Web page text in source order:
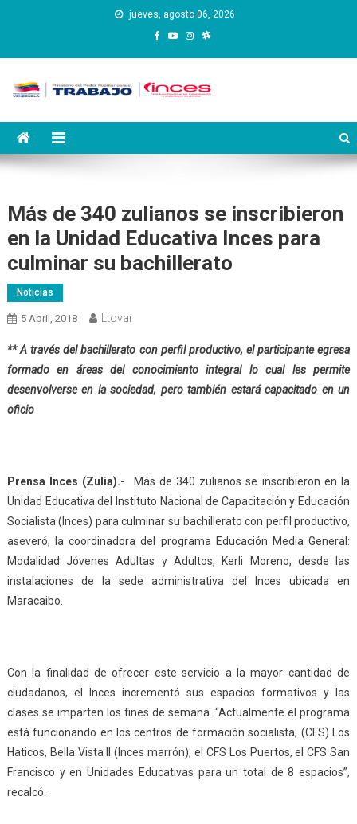
jueves, agosto 06, 2026
Instituto Nacional de
Capacitación y Educación
Más de 340 zulianos se inscribieron
en la Unidad Educativa Inces para
culminar su bachillerato
Noticias
5 Abril, 2018 Ltovar
** A través del bachillerato con perfil productivo, el participante egresa
formado en áreas del conocimiento integral lo cual les permite
desenvolverse en la sociedad, pero también estará capacitado en un
oficio
Prensa Inces (Zulia).-
Más de 340 zulianos se inscribieron en la
Unidad Educativa del Instituto Nacional de Capacitación y Educación
Socialista (Inces) para culminar su bachillerato con perfil productivo,
aseveró, la coordinadora del programa Educación Media General:
Modalidad Jóvenes Adultas y Adultos, Kerli Moreno, desde las
instalaciones de la sede administrativa del Inces ubicada en
Maracaibo.
Con la finalidad de ofrecer este servicio a la mayor cantidad de
ciudadanos, el Inces incrementó sus espacios formativos y las
clases se imparten los fines de semana. “Actualmente el programa
está funcionando en los centros de formación socialista, (CFS) Los
Haticos, Bella Vista II (Inces marrón), el CFS Los Puertos, el CFS San
Francisco y en Unidades Educativas para un total de 8 espacios”,
recalcó.